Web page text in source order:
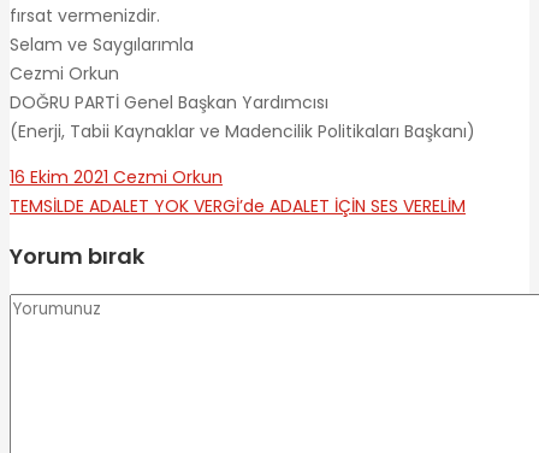
fırsat vermenizdir.
Selam ve Saygılarımla
Cezmi Orkun
DOĞRU PARTİ Genel Başkan Yardımcısı
(Enerji, Tabii Kaynaklar ve Madencilik Politikaları Başkanı)
16 Ekim 2021 Cezmi Orkun
TEMSİLDE ADALET YOK VERGİ’de ADALET İÇİN SES VERELİM
Yorum bırak